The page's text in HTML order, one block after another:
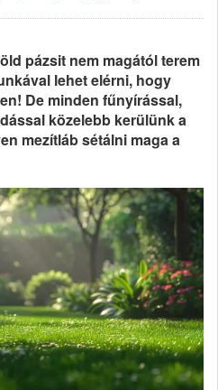
pázsit nem magától terem
lehet elérni, hogy
De minden fűnyírással,
közelebb kerülünk a
mezítláb sétálni maga a